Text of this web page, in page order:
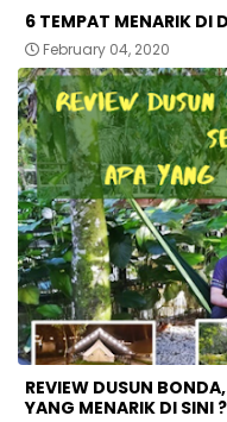
6 TEMPAT MENARIK DI
February 04, 2020
REVIEW DUSUN
YANG MENARIK DI SINI ?